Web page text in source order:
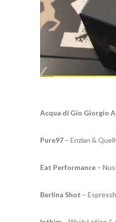
Acqua di Gio Giorgio
Pure97– Enzian &
Eat Performance–
Berlina Shot –